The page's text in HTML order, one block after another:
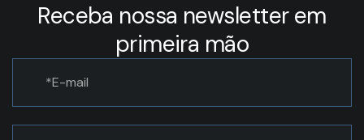
Receba nossa newsletter em
primeira mão